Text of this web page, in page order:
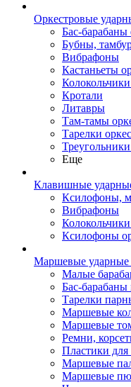
Оркестровые
Бас-барабаны
Бубны,
Вибрафоны
Кастаньеты
Кротали
Литавры
Там-тамы
Тарелки
Еще
Клавишные
Ксилофоны,
Вибрафоны
Ксилофоны
Маршевые ударные
Малые
Бас-
Тарелки
Маршевые
Маршевые
Ремни,
Пластики
Маршевые
Маршевые